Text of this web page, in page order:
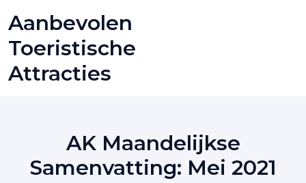
to
content
Aanbevolen
Toeristische
Attracties
AK Maandelijkse
Samenvatting: Mei 2021